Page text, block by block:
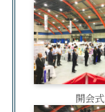
開会式